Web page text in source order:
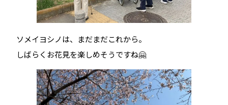
ソメイヨシノは、まだまだこれから。
しばらくお花見を楽しめそうですね🤗